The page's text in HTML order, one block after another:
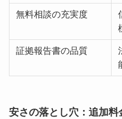
無料相談の充実度
証拠報告書の品質
安さの落とし穴：追加